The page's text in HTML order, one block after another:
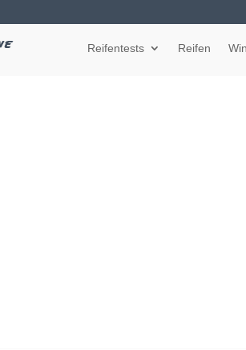
Reifentests Reifen